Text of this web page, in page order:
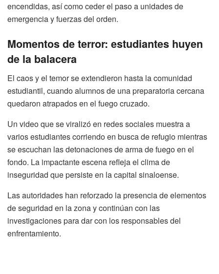
encendidas, así como ceder el paso a unidades de
emergencia y fuerzas del orden.
Momentos de terror: estudiantes huyen
de la balacera
El caos y el temor se extendieron hasta la comunidad
estudiantil, cuando alumnos de una preparatoria cercana
quedaron atrapados en el fuego cruzado.
Un video que se viralizó en redes sociales muestra a
varios estudiantes corriendo en busca de refugio mientras
se escuchan las detonaciones de arma de fuego en el
fondo. La impactante escena refleja el clima de
inseguridad que persiste en la capital sinaloense.
Las autoridades han reforzado la presencia de elementos
de seguridad en la zona y continúan con las
investigaciones para dar con los responsables del
enfrentamiento.